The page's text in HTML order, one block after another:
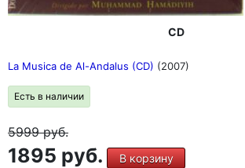
CD
La Musica de Al-Andalus (CD) (2007)
Есть в наличии
5999руб.
1895 руб. В корзину